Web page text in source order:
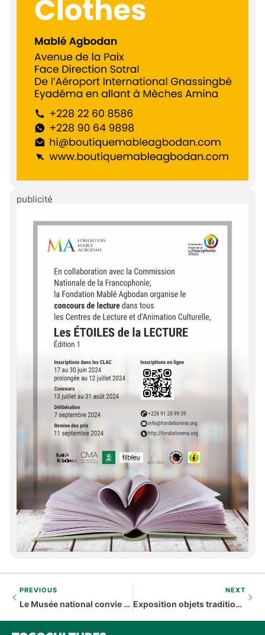
publicité
PREVIOUS
Le Musée national convie les Togolais à sauvegarder la mémoire du Togo
NEXT
Exposition objets traditionnels rares